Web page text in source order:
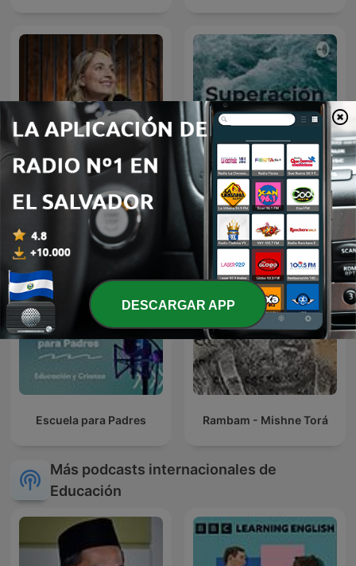
Eres la respuesta Superación personal
Escuela para Padres Rambam - Mishne Torá
Más podcasts internacionales de
Educación
DESCARGAR APP